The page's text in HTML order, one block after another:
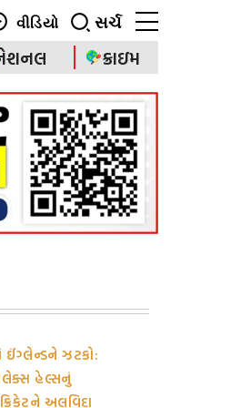
વીડિયો સર્ચ
ક્રાઇમ
ઈંગ્લેન્ડને ઝટકો:
હેલ્સનું
અલવિદા